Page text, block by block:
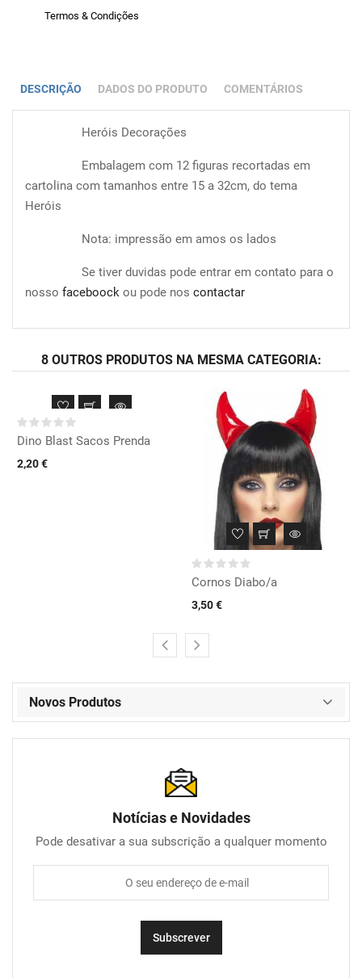
Termos & Condições
DESCRIÇÃO DADOS DO PRODUTO COMENTÁRIOS
Heróis Decorações
Embalagem com 12 figuras recortadas em
cartolina com tamanhos entre 15 a 32cm, do tema
Heróis
Nota: impressão em amos os lados
Se tiver duvidas pode entrar em contato para o
nosso faceboock ou pode nos contactar
8 OUTROS PRODUTOS NA MESMA CATEGORIA:
Dino Blast Sacos Prenda
2,20 €
Cornos Diabo/a
3,50 €
Novos Produtos
Notícias e Novidades
Pode desativar a sua subscrição a qualquer momento